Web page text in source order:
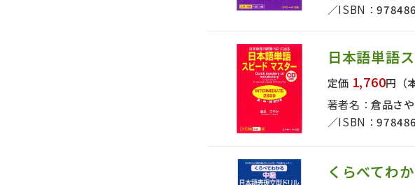
ISBN：
日本語単語
定価 1,760円
著者名：倉品さ
ISBN：
くらべてわ